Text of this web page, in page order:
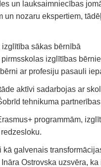
un lauksaimniecības
un nozaru ekspertiem,
izglītība sākas bērnībā
pirmsskolas izglītības
ar profesiju pasauli
aktīvi sadarbojas ar
tehnikuma
programmām,
kā galvenais
Ināra Ostrovska uzsvēra,